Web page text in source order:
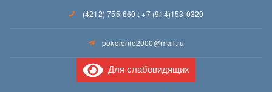
(4212) 755-660 ;+7 (914)153-0320
pokolenie2000@mail.ru
Для слабовидящих